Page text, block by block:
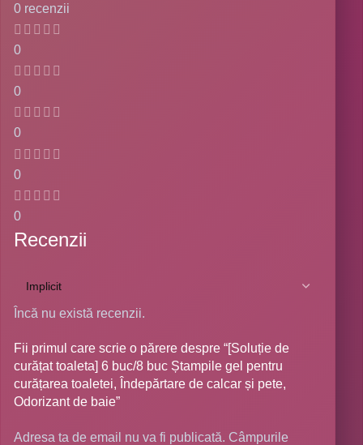
0 recenzii
0
0
0
0
0
Recenzii
Încă nu există recenzii.
Fii primul care scrie o părere despre “[Soluție de
curățat toaleta] 6 buc/8 buc Ștampile gel pentru
curățarea toaletei, Îndepărtare de calcar și pete,
Odorizant de baie”
Adresa ta de email nu va fi publicată. Câmpurile